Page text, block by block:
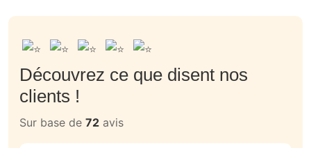
Découvrez ce que disent nos
clients !
Sur base de 72 avis